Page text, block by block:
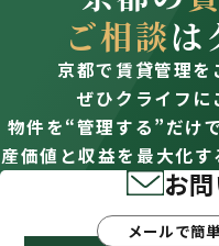
ご相談は
京都で賃貸管理を
ぜひクライフに
物件を“管理する”だけ
産価値と収益を最大化す
お
メールで簡